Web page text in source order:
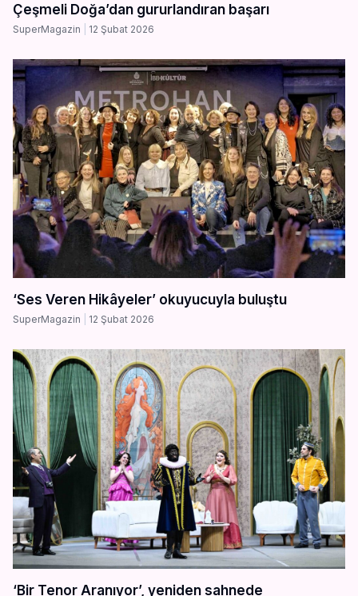
Çeşmeli Doğa’dan gururlandıran başarı
SuperMagazin 12 Şubat 2026
‘Ses Veren Hikâyeler’ okuyucuyla buluştu
SuperMagazin 12 Şubat 2026
‘Bir Tenor Aranıyor’, yeniden sahnede